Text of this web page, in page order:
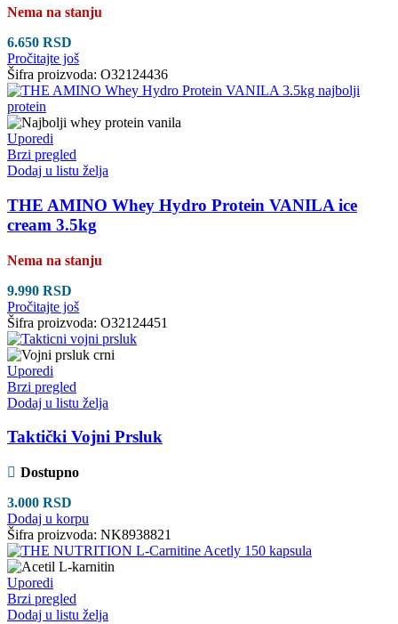
Nema na stanju
6.650 RSD
Pročitajte još
Šifra proizvoda: O32124436
Uporedi
Brzi pregled
Dodaj u listu želja
THE AMINO Whey Hydro Protein VANILA ice
cream 3.5kg
Nema na stanju
9.990 RSD
Pročitajte još
Šifra proizvoda: O32124451
Uporedi
Brzi pregled
Dodaj u listu želja
Taktički Vojni Prsluk
Dostupno
3.000 RSD
Dodaj u korpu
Šifra proizvoda: NK8938821
Uporedi
Brzi pregled
Dodaj u listu želja